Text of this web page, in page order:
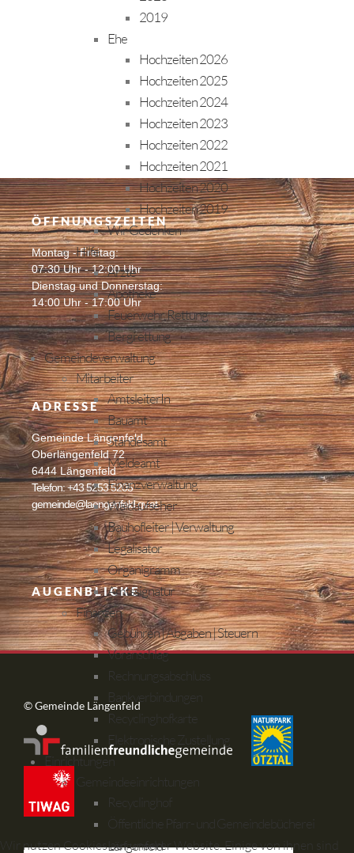
2019
Ehe
Hochzeiten 2026
Hochzeiten 2025
Hochzeiten 2024
Hochzeiten 2023
Hochzeiten 2022
Hochzeiten 2021
Hochzeiten 2020
Hochzeiten 2019
Wir Gedenken
Hilfe
Ärzte
Apotheke
Feuerwehr, Rettung
Bergrettung
Gemeindeverwaltung
Mitarbeiter
AmtsleiterIn
Bauamt
Standesamt
Meldeamt
Finanzverwaltung
Waldaufseher
Bauhofleiter | Verwaltung
Legalisator
Organigramm
Amtssignatur
Finanzen
Gebühren | Abgaben | Steuern
Voranschlag
Rechnungsabschluss
Bankverbindungen
Recyclinghofkarte
Elektronische Zustellung
Einrichtungen
Gemeindeeinrichtungen
Recyclinghof
Öffentliche Pfarr- und Gemeindebücherei
Längenfeld
ÖFFNUNGSZEITEN
Montag - Freitag:
07:30 Uhr - 12:00 Uhr
Dienstag und Donnerstag:
14:00 Uhr - 17:00 Uhr
ADRESSE
Gemeinde Längenfeld
Oberlängenfeld 72
6444 Längenfeld
Telefon: +43 5253 5205
gemeinde@laengenfeld.gv.at
AUGENBLICKE
© Gemeinde Längenfeld
Wir nutzen Cookies auf unserer Website. Einige von ihnen sind